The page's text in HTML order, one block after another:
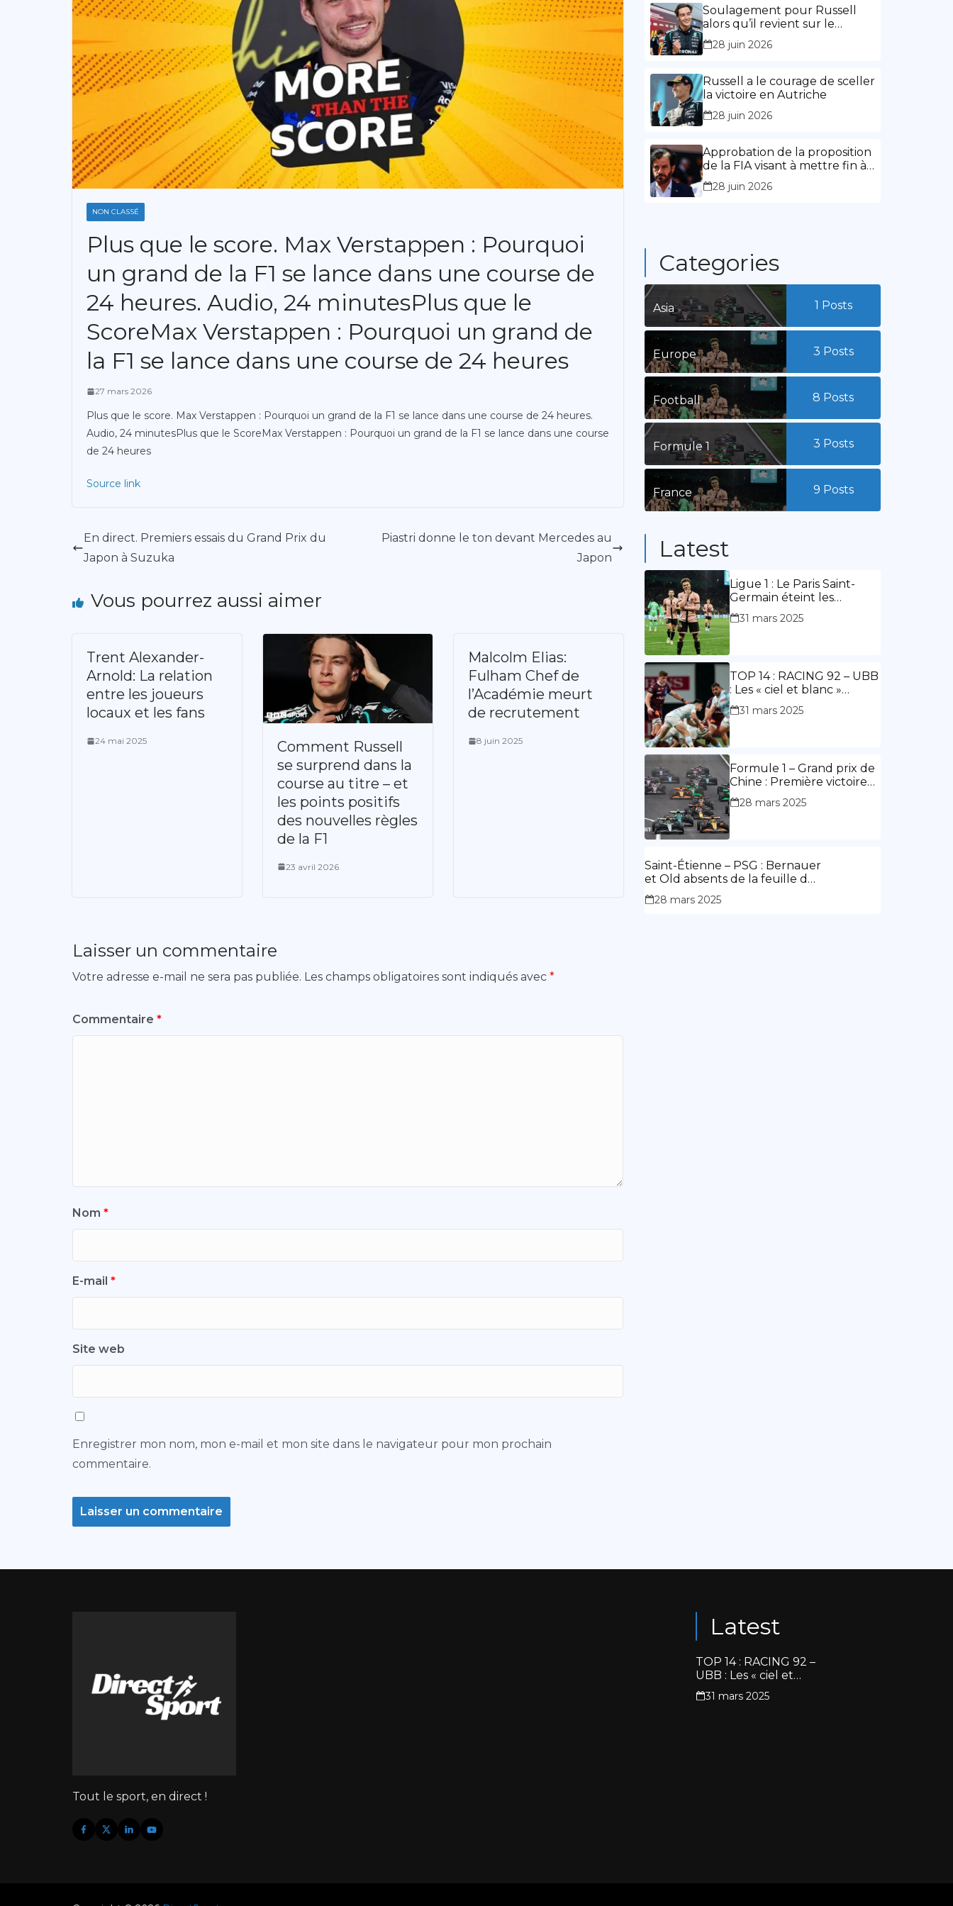
NON CLASSÉ
Plus que le score. Max Verstappen : Pourquoi
un grand de la F1 se lance dans une course de
24 heures. Audio, 24 minutesPlus que le
ScoreMax Verstappen : Pourquoi un grand de
la F1 se lance dans une course de 24 heures
27 mars 2026
Plus que le score. Max Verstappen : Pourquoi un grand de la F1 se lance dans une course de 24 heures.
Audio, 24 minutesPlus que le ScoreMax Verstappen : Pourquoi un grand de la F1 se lance dans une course
de 24 heures
Source link
En direct. Premiers essais du Grand Prix du
Japon à Suzuka
Piastri donne le ton devant Mercedes au
Japon
Vous pourrez aussi aimer
Trent Alexander-
Arnold: La relation
entre les joueurs
locaux et les fans
24 mai 2025
Comment Russell
se surprend dans la
course au titre – et
les points positifs
des nouvelles règles
de la F1
23 avril 2026
Malcolm Elias:
Fulham Chef de
l’Académie meurt
de recrutement
8 juin 2025
Laisser un commentaire
Votre adresse e-mail ne sera pas publiée. Les champs obligatoires sont indiqués avec *
Commentaire *
Nom *
E-mail *
Site web
Enregistrer mon nom, mon e-mail et mon site dans le navigateur pour mon prochain
commentaire.
l’expérience »
Soulagement pour Russell
alors qu’il revient sur le
chemin de la victoire
28 juin 2026
Russell a le courage de sceller
la victoire en Autriche
28 juin 2026
Approbation de la proposition
de la FIA visant à mettre fin à
la limitation des mandats de
présidence
28 juin 2026
Categories
Asia 1 Posts
Europe 3 Posts
Football 8 Posts
Formule 1 3 Posts
France 9 Posts
Latest
Ligue 1 : Le Paris Saint-
Germain éteint les
lumières du stade
Geoffroy Guichard. Stassin
31 mars 2025
TOP 14 : RACING 92 – UBB
: Les « ciel et blanc »
renouent avec la victoire
31 mars 2025
Formule 1 – Grand prix de
Chine : Première victoire
d’Hamilton en Rouge,
l’Aston Martin d’Alonso fait
28 mars 2025
Saint-Étienne – PSG : Bernauer
et Old absents de la feuille de
match.
28 mars 2025
Tout le sport, en direct !
Latest
TOP 14 : RACING 92 –
UBB : Les « ciel et
blanc » renouent avec
la victoire
31 mars 2025